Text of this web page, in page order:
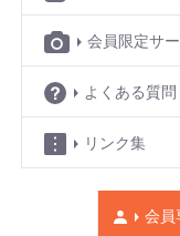
会員限定サ
よくある質問
リンク集
会員